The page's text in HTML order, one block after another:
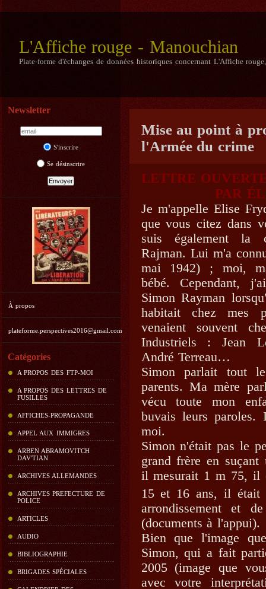
L'Affiche rouge - Manouchian
Plate-forme d'échanges de données historiques concernant L'Affiche
Newsletter
S'inscrire
Se désinscrire
À propos
plateforme.perspectives2016@gmail.com
Catégories
A PROPOS DES FTP-MOI
A PROPOS DES LETTRES DE
FUSILLES
AFFICHES-PROPAGANDE
APPEL AUX IMMIGRES
ARBEN ABRAMOVITCH
DAV'TIAN
ARCHIVES ALLEMANDES
ARCHIVES PREFECTURE DE
POLICE
ARTICLES
AUDIO
BIBLIOGRAPHIE
BRIGADES SPÉCIALES
Mise au point à
l'Armée du crime
LETTRE
PAR
Je m'appelle Elise
que vous citez dans
suis également la
Rajman. Lui m'a
mai 1942) ; moi,
bébé. Cependant,
Simon Rayman
habitait chez mes
venaient souvent
Industriels : Jean
André Terreau…
Simon parlait tout
parents. Ma mère
vécu toute mon
buvais leurs paroles.
moi.
Simon n'était pas le
grand frère en
il mesurait 1 m 75, il
15 et 16 ans, il était
arrondissement et
(documents à l'appui).
Bien que l'image
Simon, qui a fait
2005 (image que
avec votre